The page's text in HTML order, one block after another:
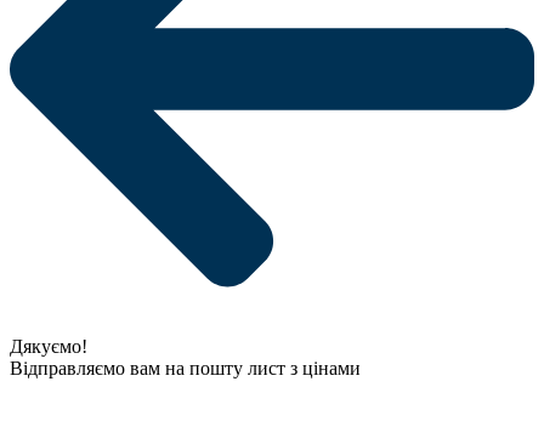
Дякуємо!
Відправляємо вам на пошту лист з цінами